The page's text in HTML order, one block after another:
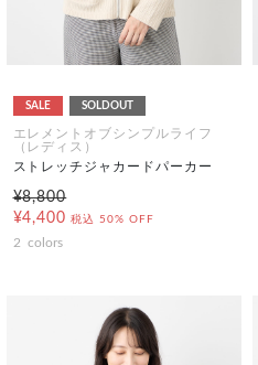
SALE SOLDOUT
エレメントオブシンプルライフ
（レディス）
ストレッチジャカードパーカー
¥8,800
¥4,400 税込 50% OFF
2 colors